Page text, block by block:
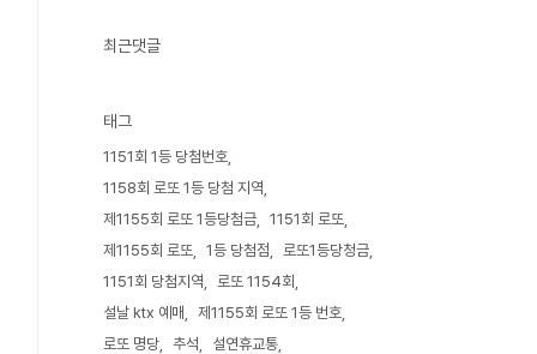
최근댓글
태그
1151회 1등 당첨번호
1158회 로또 1등 당첨 지역
제1155회 로또 1등당첨금
1151회 로또
제1155회 로또
1등 당첨점
로또1등당청금
1151회 당첨지역
로또 1154회
설날 ktx 예매
제1155회 로또 1등 번호
로또 명당
추석
설연휴교통